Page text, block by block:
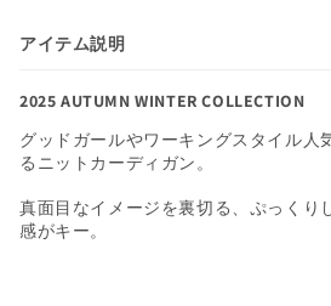
Tシャツ・カットソー
ブラウス
ワンピース
カーディガン
アイテム説明
2025 AUTUMN WINTER COLLECTION
グッドガールやワーキングスタイル人
るニットカーディガン。
真面目なイメージを裏切る、ぷっくり
感がキー。